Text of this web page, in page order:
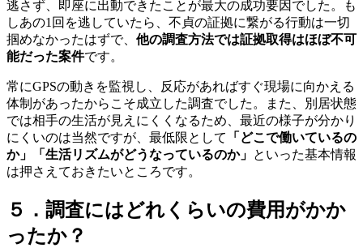
逃さず
即座に出動できたことが最大の成功要因でした 。
も
しあの1回を逃していたら
不貞の証拠に繋がる行動は一切
掴めなかったはずで、 他の調査方法では証拠取得はほぼ不可
能だった案件です。
常にGPSの動きを監視し
反応があればすぐ現場に向かえる
体制があったからこそ成立した調査でした 。 また
別居状態
では相手の生活が見えにくくなるため
最近の様子が分かり
にくいのは当然ですが
最低限として
「どこで働いているの
か」「生活リズムがどうなっているのか」 といった基本情報
は押さえておきたいところです。
５．調査にはどれくらいの費用がかか
ったか？